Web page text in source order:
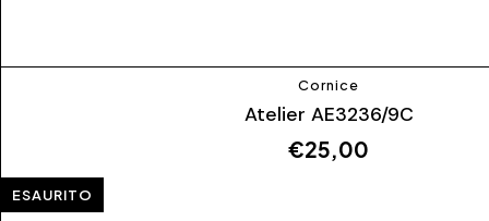
Cornice
Atelier AE3236/9C
€25,00
ESAURITO